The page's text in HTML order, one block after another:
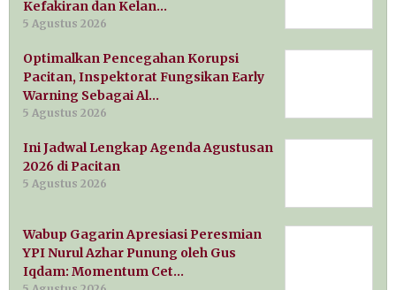
Kefakiran dan Kelan…
5 Agustus 2026
Optimalkan Pencegahan Korupsi
Pacitan, Inspektorat Fungsikan Early
Warning Sebagai Al…
5 Agustus 2026
Ini Jadwal Lengkap Agenda Agustusan
2026 di Pacitan
5 Agustus 2026
Wabup Gagarin Apresiasi Peresmian
YPI Nurul Azhar Punung oleh Gus
Iqdam: Momentum Cet…